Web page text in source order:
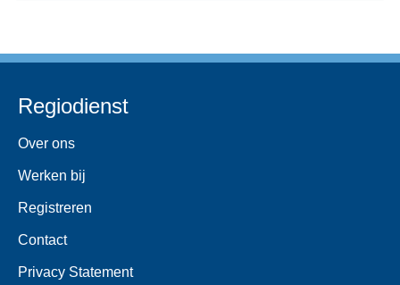
Regiodienst
Over ons
Werken bij
Registreren
Contact
Privacy Statement